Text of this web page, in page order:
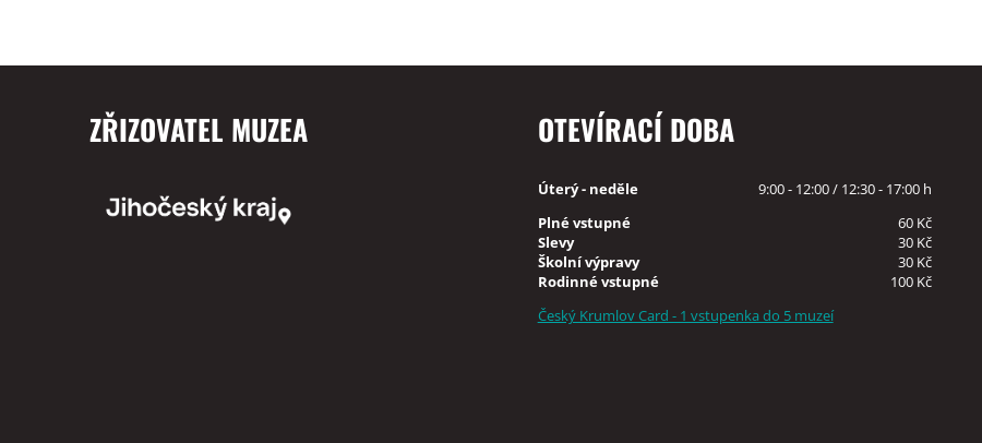
ZŘIZOVATEL MUZEA OTEVÍRACÍ DOBA
Úterý - neděle
9:00 - 12:00 / 12:30 - 17:00 h
Plné vstupné
60 Kč
Slevy
30 Kč
Školní výpravy
30 Kč
Rodinné vstupné
100 Kč
Český Krumlov Card - 1 vstupenka do 5 muzeí